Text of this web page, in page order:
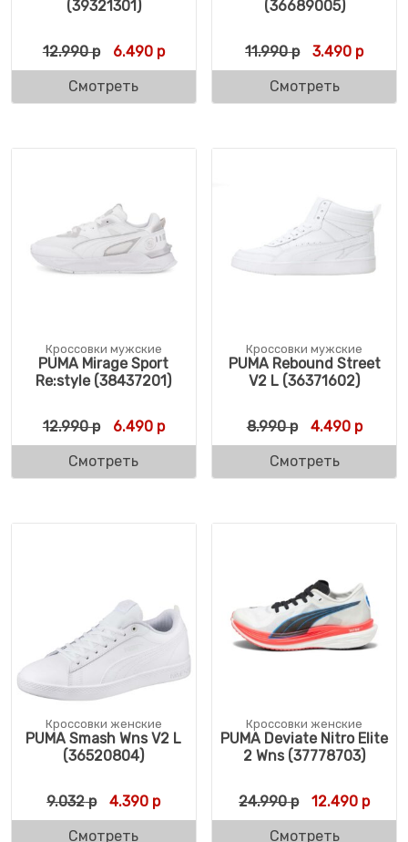
(39321301)
12.990р Первоначальная цена составляла 12.990
6.490рТекущая цена: 6.490 р.
Смотреть
(36689005)
11.990р 3.490 р
Смотреть
Кроссовки мужские
PUMA Mirage Sport
Re:style (38437201)
12.990р Первоначальная цена составляла 12.990
6.490рТекущая цена: 6.490 р.
Смотреть
Кроссовки мужские
PUMA Rebound Street
V2 L (36371602)
8.990р 4.490р
Смотреть
Кроссовки женские
PUMA Smash Wns V2 L
(36520804)
9.032р Первоначальная цена составляла 9.032 р.
4.390 рТекущая цена: 4.390 р.
Смотреть
Кроссовки женские
PUMA Deviate Nitro Elite
2 Wns (37778703)
24.990р 12.490 р
Смотреть